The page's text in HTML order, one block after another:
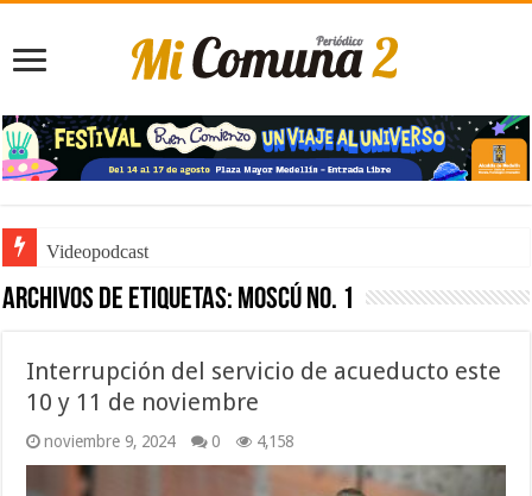
Videopodcast
Archivos de etiquetas: Moscú No. 1
Interrupción del servicio de acueducto este
10 y 11 de noviembre
noviembre 9, 2024 0 4,158